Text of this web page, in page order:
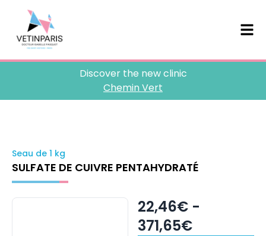
Discover the new clinic
Chemin Vert
Seau de 1 kg
SULFATE DE CUIVRE PENTAHYDRATÉ
22,46€ -
371,65€